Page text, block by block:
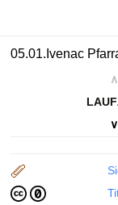
05.01.Ivenac
∧
∨